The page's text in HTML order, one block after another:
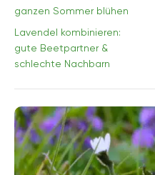
ganzen Sommer blühen
Lavendel kombinieren:
gute Beetpartner &
schlechte Nachbarn